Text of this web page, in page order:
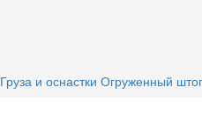
Груза и оснастки Огруженный